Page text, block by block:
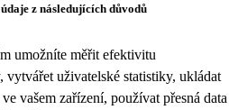
z následujících důvodů
umožníte měřit efektivitu
vytvářet uživatelské statistiky, ukládat
vašem zařízení, používat přesná data